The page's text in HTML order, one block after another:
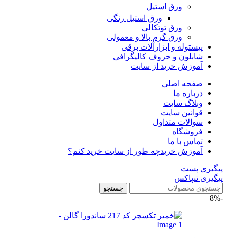
ورق استیل
ورق استیل رنگی
ورق توتکالی
ورق گرم بالا و معمولی
پیستوله و ابزارآلات برقی
شابلون و حروف کالیگرافی
آموزش خرید از سایت
صفحه اصلی
درباره ما
وبلاگ سایت
قوانین سایت
سوالات متداول
فروشگاه
تماس با ما
آموزش خریدچه طور از سایت خرید کنم؟
پیگیری پست
پیگیری تیپاکس
جستجو
-8%